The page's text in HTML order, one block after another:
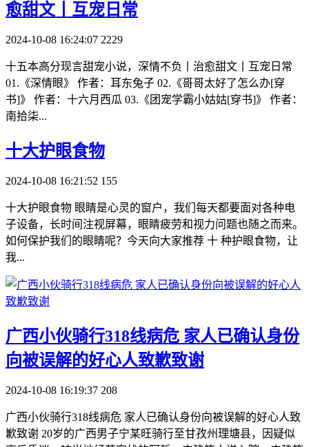
愈甜文丨互宠日常
2024-10-08 16:24:07 2229
十五本高分现言甜宠小说，深情不负丨治愈甜文丨互宠日常
01.《深情眼》 作者：耳东兔子 02.《哥哥太好了怎么办[穿
书]》 作者：十六月西瓜 03.《团宠学霸小姑姑[穿书]》 作者：
南拾柒...
​十大护眼食物
2024-10-08 16:21:52 155
十大护眼食物 眼睛是心灵的窗户，我们每天都要面对各种电
子设备，长时间注视屏幕，眼睛疲劳和视力问题也随之而来。
如何保护我们的眼睛呢？今天向大家推荐 十 种护眼食物，让
我...
​广西小伙骑行318线病危 家人已确认身份
向被误解的好心人致歉致谢
2024-10-08 16:19:37 208
广西小伙骑行318线病危 家人已确认身份向被误解的好心人致
歉致谢 20岁的广西男子宁某旺骑行至甘孜州理塘县，因疑似